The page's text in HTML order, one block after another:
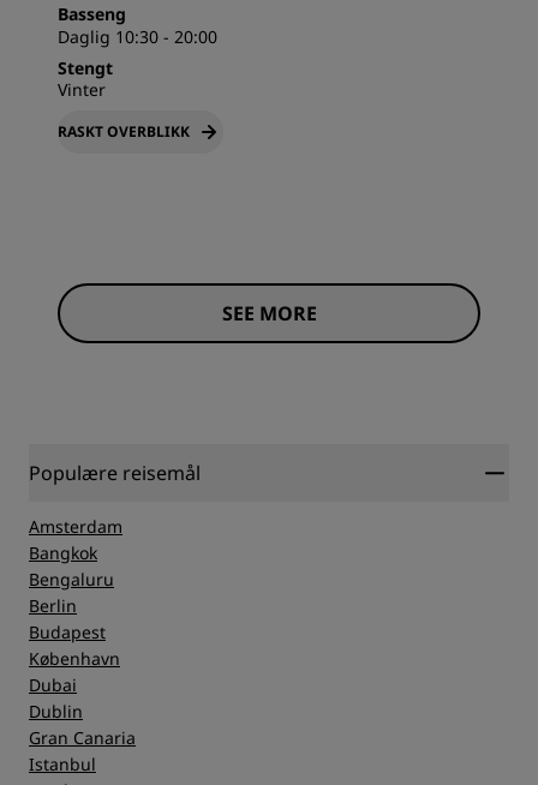
Basseng
Daglig 10:30 - 20:00
Stengt
Vinter
RASKT OVERBLIKK
SEE MORE
Populære reisemål
Amsterdam
Bangkok
Bengaluru
Berlin
Budapest
København
Dubai
Dublin
Gran Canaria
Istanbul